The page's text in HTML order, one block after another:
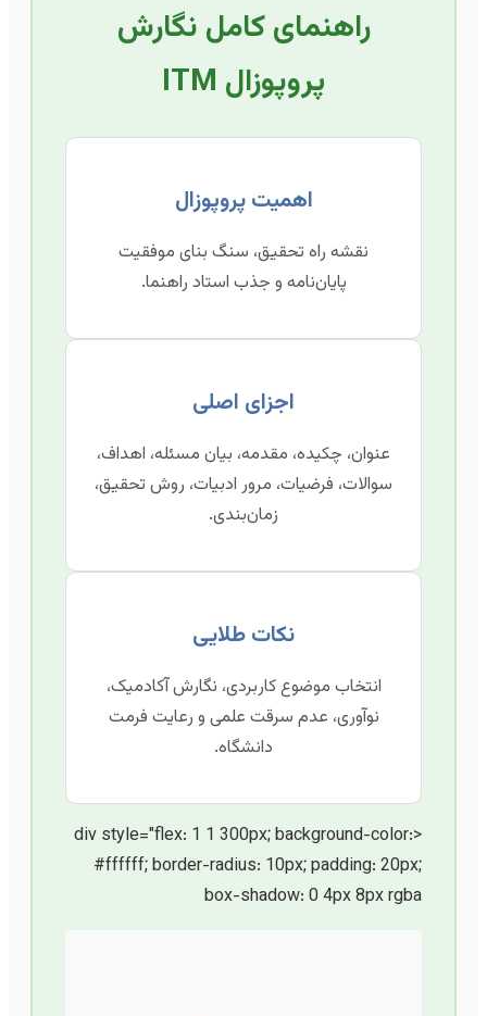
راهنمای کامل نگارش
پروپوزال ITM
اهمیت پروپوزال
نقشه راه تحقیق، سنگ بنای موفقیت
پایان‌نامه و جذب استاد راهنما.
اجزای اصلی
عنوان، چکیده، مقدمه، بیان مسئله، اهداف،
سوالات، فرضیات، مرور ادبیات، روش تحقیق،
زمان‌بندی.
نکات طلایی
انتخاب موضوع کاربردی، نگارش آکادمیک،
نوآوری، عدم سرقت علمی و رعایت فرمت
دانشگاه.
<div style="flex: 1 1 300px; background-color:
#ffffff; border-radius: 10px; padding: 20px;
box-shadow: 0 4px 8px rgba